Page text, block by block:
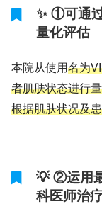
✨ ①可通
量化评估
本院从使用名为
者肌肤状态进行
根据肌肤状况及
💡 ②运用
科医师治